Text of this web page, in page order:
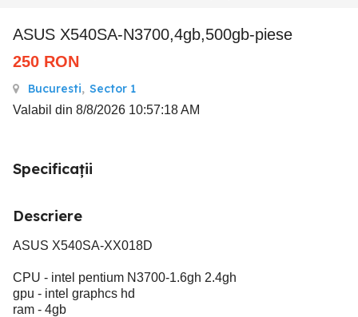
ASUS X540SA-N3700,4gb,500gb-piese
250 RON
Bucuresti, Sector 1
Valabil din 8/8/2026 10:57:18 AM
Specificații
Descriere
ASUS X540SA-XX018D
CPU - intel pentium N3700-1.6gh 2.4gh
gpu - intel graphcs hd
ram - 4gb